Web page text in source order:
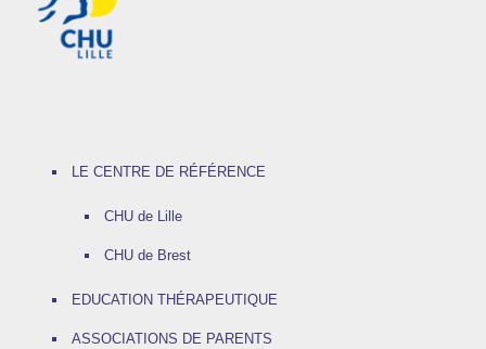
LE CENTRE DE RÉFÉRENCE
CHU de Lille
CHU de Brest
EDUCATION THÉRAPEUTIQUE
ASSOCIATIONS DE PARENTS